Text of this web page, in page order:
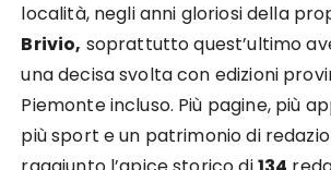
località, negli anni gloriosi della
Brivio, soprattutto quest’ultimo
una decisa svolta con edizioni
Piemonte incluso. Più pagine, più
più sport e un patrimonio di